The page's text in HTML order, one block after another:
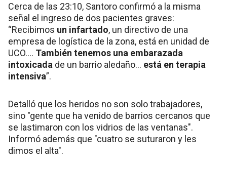
Cerca de las 23:10, Santoro confirmó a la misma
señal el ingreso de dos pacientes graves:
“Recibimos un infartado, un directivo de una
empresa de logística de la zona, está en unidad de
UCO.... También tenemos una embarazada
intoxicada de un barrio aledaño... está en terapia
intensiva”.
Detalló que los heridos no son solo trabajadores,
sino "gente que ha venido de barrios cercanos que
se lastimaron con los vidrios de las ventanas".
Informó además que "cuatro se suturaron y les
dimos el alta".